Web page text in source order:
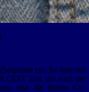
ein. Ihr habt nur
CEST Zeit, um euch die
ons und die letzten Co-